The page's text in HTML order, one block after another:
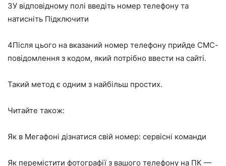
3У відповідному полі введіть номер телефону та
натисніть Підключити
4Після цього на вказаний номер телефону прийде СМС-
повідомлення з кодом, який потрібно ввести на сайті.
Такий метод є одним з найбільш простих.
Читайте також:
Як в Мегафоні дізнатися свій номер: сервісні команди
Як перемістити фотографії з вашого телефону на ПК —